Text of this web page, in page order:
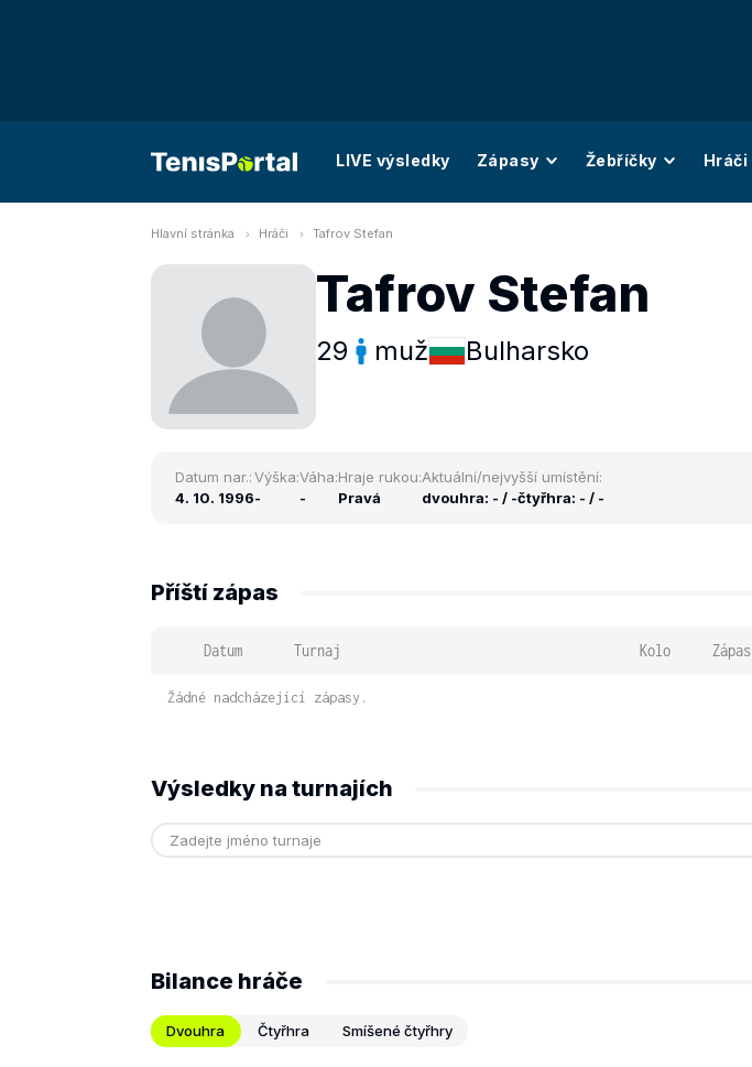
LIVE výsledky Zápasy Žebříčky Hráči
Hlavní stránka Hráči Tafrov Stefan
Tafrov Stefan
29 muž Bulharsko
Datum nar.:
4. 10. 1996
Výška:
-
Váha:
-
Hraje rukou:
Pravá
Aktuální/nejvyšší umístění:
dvouhra: - / -čtyřhra: - / -
Příští zápas
Datum Turnaj Kolo Zápas
Žádné nadcházející zápasy.
Výsledky na turnajích
Bilance hráče
Dvouhra Čtyřhra Smíšené čtyřhry